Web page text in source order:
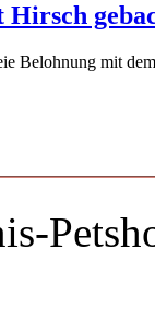
Hirsch
Belohnung mit